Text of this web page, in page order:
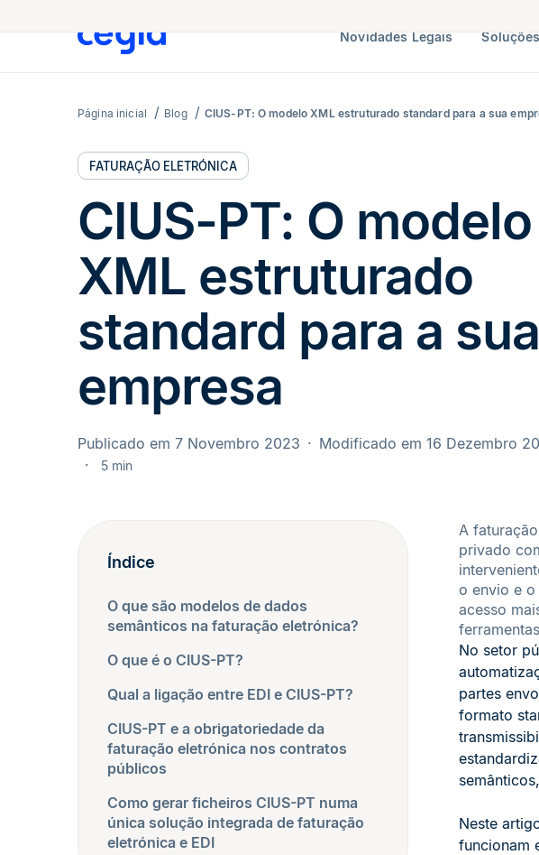
Novidades Legais Soluções
Página inicial Blog CIUS-PT: O modelo XML estruturado standard para a sua
FATURAÇÃO ELETRÓNICA
CIUS-PT: O modelo
XML estruturado
standard para a sua
empresa
Publicado em 7 Novembro 2023 Modificado em 16 Dezembro
5 min
Índice
O que são modelos de dados
semânticos na faturação eletrónica?
O que é o CIUS-PT?
Qual a ligação entre EDI e CIUS-PT?
CIUS-PT e a obrigatoriedade da
faturação eletrónica nos contratos
públicos
Como gerar ficheiros CIUS-PT numa
única solução integrada de faturação
eletrónica e EDI
A
privado
o envio e
acesso
No setor
partes
formato
Neste
funcionam